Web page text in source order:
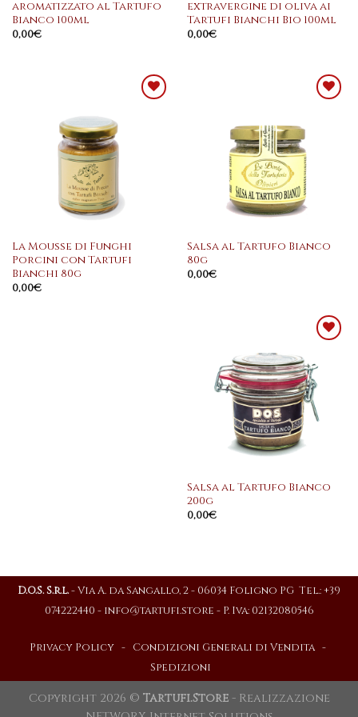
aromatizzato al Tartufo
Bianco 100ml
0,00€
extravergine di oliva ai
Tartufi Bianchi Bio 100ml
0,00€
La Mousse di Funghi
Porcini con Tartufi
Bianchi 80g
0,00€
Aggiungi
alla
lista dei
desideri
Salsa al Tartufo Bianco
80g
0,00€
Aggiungi
alla
lista dei
desideri
Salsa al Tartufo Bianco
200g
0,00€
D.O.S. S.r.l.- Via A. da Sangallo, 2 - 06034 Foligno PG Tel.: +39
074222440 - info@tartufi.store - P. Iva: 02132080546
Privacy Policy - Condizioni Generali di Vendita-
Spedizioni
Copyright 2026 © Tartufi.Store- Realizzazione